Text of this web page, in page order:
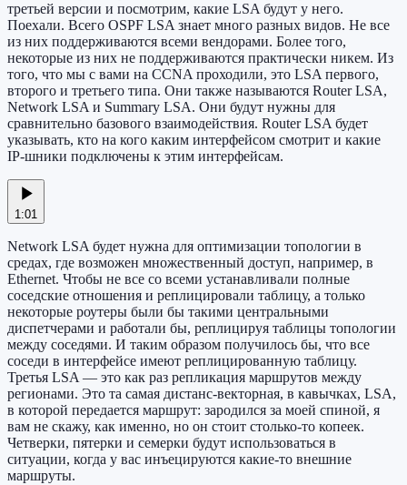
третьей версии и посмотрим, какие LSA будут у него.
Поехали. Всего OSPF LSA знает много разных видов. Не все
из них поддерживаются всеми вендорами. Более того,
некоторые из них не поддерживаются практически никем. Из
того, что мы с вами на CCNA проходили, это LSA первого,
второго и третьего типа. Они также называются Router LSA,
Network LSA и Summary LSA. Они будут нужны для
сравнительно базового взаимодействия. Router LSA будет
указывать, кто на кого каким интерфейсом смотрит и какие
IP-шники подключены к этим интерфейсам.
1:01
Network LSA будет нужна для оптимизации топологии в
средах, где возможен множественный доступ, например, в
Ethernet. Чтобы не все со всеми устанавливали полные
соседские отношения и реплицировали таблицу, а только
некоторые роутеры были бы такими центральными
диспетчерами и работали бы, реплицируя таблицы топологии
между соседями. И таким образом получилось бы, что все
соседи в интерфейсе имеют реплицированную таблицу.
Третья LSA — это как раз репликация маршрутов между
регионами. Это та самая дистанс-векторная, в кавычках, LSA,
в которой передается маршрут: зародился за моей спиной, я
вам не скажу, как именно, но он стоит столько-то копеек.
Четверки, пятерки и семерки будут использоваться в
ситуации, когда у вас инъецируются какие-то внешние
маршруты.